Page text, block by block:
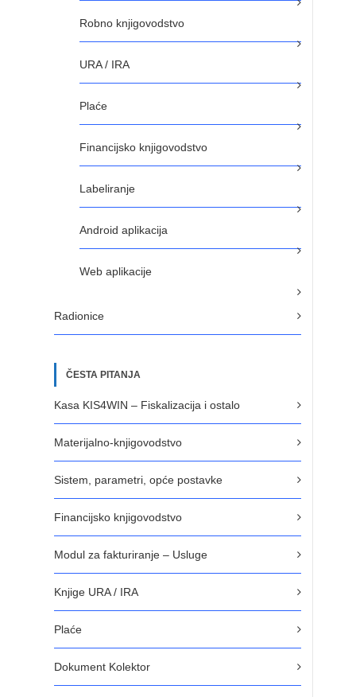
Robno knjigovodstvo
URA / IRA
Plaće
Financijsko knjigovodstvo
Labeliranje
Android aplikacija
Web aplikacije
Radionice
ČESTA PITANJA
Kasa KIS4WIN – Fiskalizacija i ostalo
Materijalno-knjigovodstvo
Sistem, parametri, opće postavke
Financijsko knjigovodstvo
Modul za fakturiranje – Usluge
Knjige URA / IRA
Plaće
Dokument Kolektor